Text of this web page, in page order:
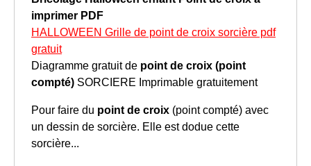
imprimer PDF
HALLOWEEN Grille de point de croix sorcière pdf
gratuit
Diagramme gratuit de point de croix (point
compté) SORCIERE Imprimable gratuitement
Pour faire du point de croix (point compté) avec
un dessin de sorcière. Elle est dodue cette
sorcière...